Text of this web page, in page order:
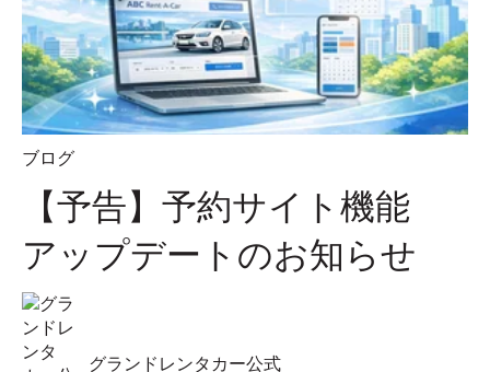
ブログ
【予告】予約サイト機能
アップデートのお知らせ
グランドレンタカー公式